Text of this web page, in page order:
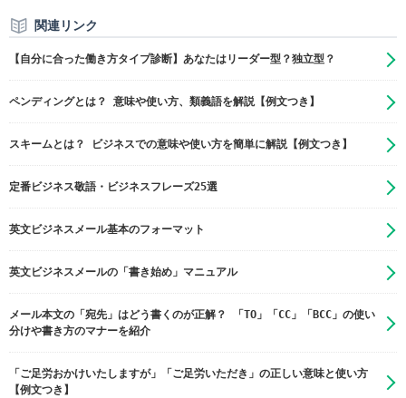
関連リンク
【自分に合った働き方タイプ診断】あなたはリーダー型？独立型？
ペンディングとは？ 意味や使い方、類義語を解説【例文つき】
スキームとは？ ビジネスでの意味や使い方を簡単に解説【例文つき】
定番ビジネス敬語・ビジネスフレーズ25選
英文ビジネスメール基本のフォーマット
英文ビジネスメールの「書き始め」マニュアル
メール本文の「宛先」はどう書くのが正解？ 「TO」「CC」「BCC」の使い
分けや書き方のマナーを紹介
「ご足労おかけいたしますが」「ご足労いただき」の正しい意味と使い方
【例文つき】